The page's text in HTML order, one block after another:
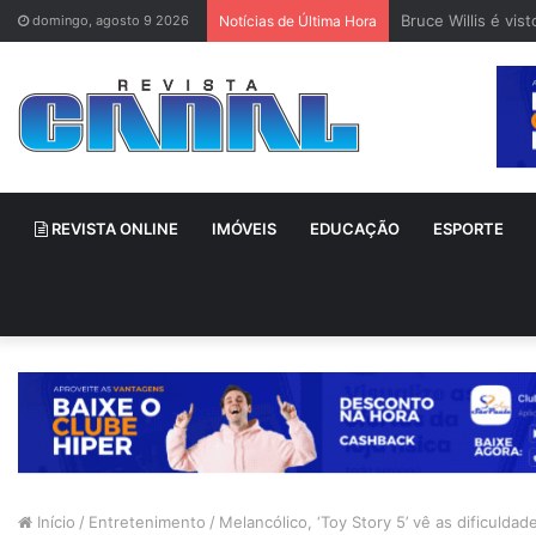
domingo, agosto 9 2026 Notícias de Última Hora Bruce Willis é
REVISTA ONLINE IMÓVEIS EDUCAÇÃO ESPORTE
Início / Entretenimento / Melancólico, ‘Toy Story 5’ vê as